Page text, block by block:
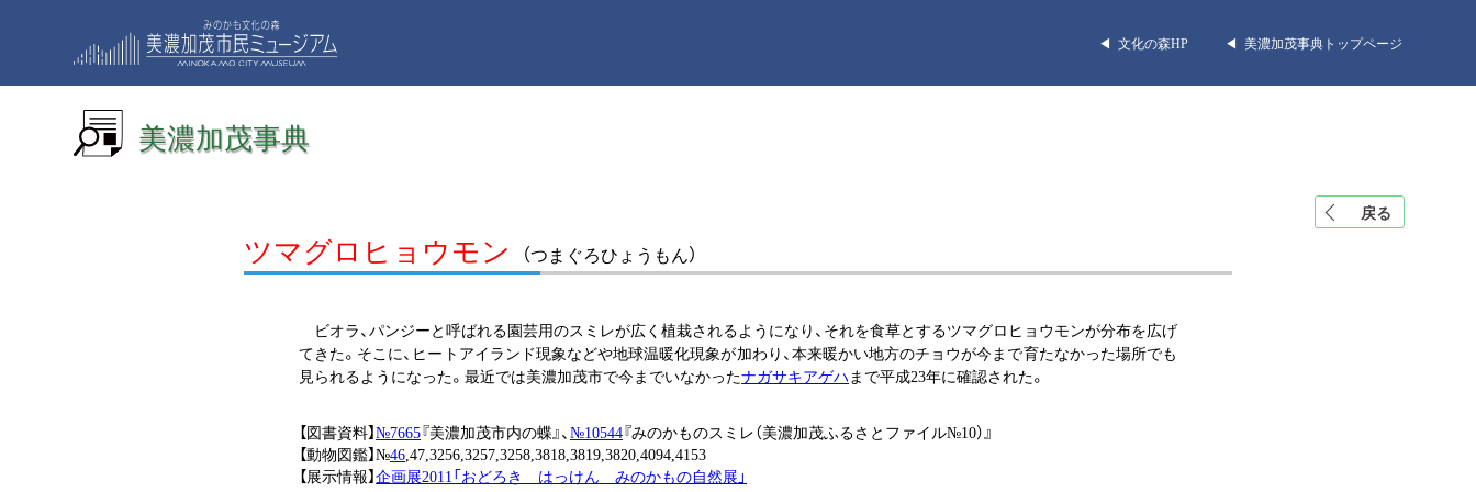
◀︎ 文化の森HP ◀︎ 美濃加茂事典トップページ
美濃加茂事典
戻る
ツマグロヒョウモン （つまぐろひょうもん）
ビオラ、パンジーと呼ばれる園芸用のスミレが広く植栽されるようになり、それを食草とするツマグロヒョウモンが分布を広げ
てきた。そこに、ヒートアイランド現象などや地球温暖化現象が加わり、本来暖かい地方のチョウが今まで育たなかった場所でも
見られるようになった。最近では美濃加茂市で今までいなかったナガサキアゲハまで平成23年に確認された。
【図書資料】№7665『美濃加茂市内の蝶』、№10544『みのかものスミレ（美濃加茂ふるさとファイル№10）』
【動物図鑑】№46,47,3256,3257,3258,3818,3819,3820,4094,4153
【展示情報】企画展2011「おどろき はっけん みのかもの自然展」